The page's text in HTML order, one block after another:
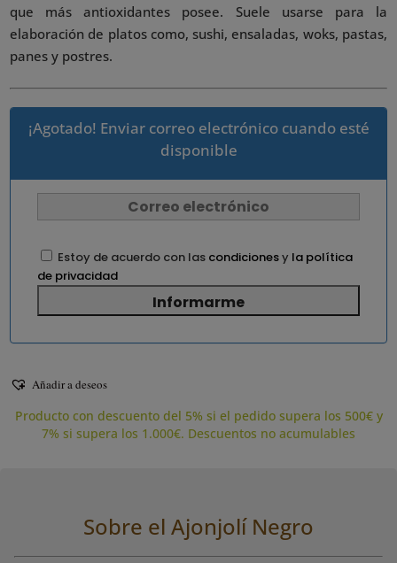
que más antioxidantes posee. Suele usarse para la
elaboración de platos como, sushi, ensaladas, woks, pastas,
panes y postres.
¡Agotado! Enviar correo electrónico cuando esté
disponible
Estoy de acuerdo con las condicionesy la política
de privacidad
Añadir a deseos
Producto con descuento del 5% si el pedido supera los 500€ y
7% si supera los 1.000€. Descuentos no acumulables
Sobre el Ajonjolí Negro